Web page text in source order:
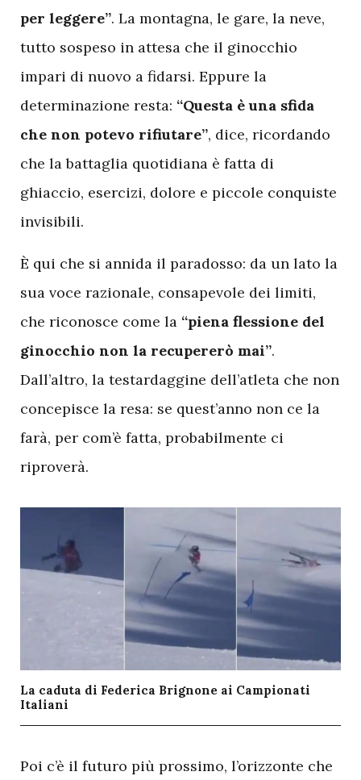
per leggere”. La montagna, le gare, la neve,
tutto sospeso in attesa che il ginocchio
impari di nuovo a fidarsi. Eppure la
determinazione resta: “Questa è una sfida
che non potevo rifiutare”, dice, ricordando
che la battaglia quotidiana è fatta di
ghiaccio, esercizi, dolore e piccole conquiste
invisibili.
È qui che si annida il paradosso: da un lato la
sua voce razionale, consapevole dei limiti,
che riconosce come la “piena flessione del
ginocchio non la recupererò mai”.
Dall’altro, la testardaggine dell’atleta che non
concepisce la resa: se quest’anno non ce la
farà, per com’è fatta, probabilmente ci
riproverà.
La caduta di Federica Brignone ai Campionati
Italiani
Poi c’è il futuro più prossimo, l’orizzonte che